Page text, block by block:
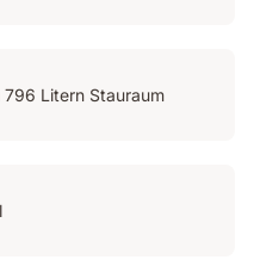
Litern Stauraum